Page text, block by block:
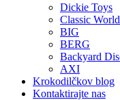
Dickie Toys
Classic World
BIG
BERG
Backyard
AXI
Krokodilčkov blog
Kontaktirajte nas